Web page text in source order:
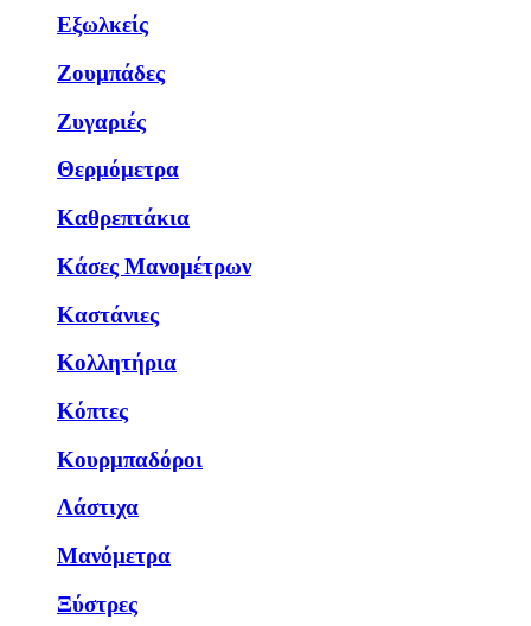
Εξωλκείς
Ζουμπάδες
Ζυγαριές
Θερμόμετρα
Καθρεπτάκια
Κάσες Μανομέτρων
Καστάνιες
Κολλητήρια
Κόπτες
Κουρμπαδόροι
Λάστιχα
Μανόμετρα
Ξύστρες